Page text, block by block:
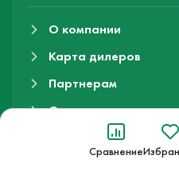
Сравнение
О компании
Карта дилеров
Партнерам
Оплата и доставка
Трудоустройство